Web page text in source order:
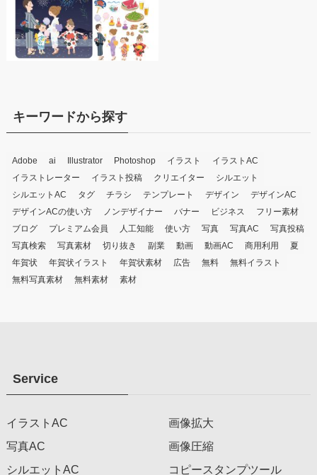
キーワードから探す
Adobe ai Illustrator Photoshop イラスト
イラストAC
イラストレーター
イラスト投稿 クリエイター
シルエット
シルエットAC
タグ チラシ テンプレート デザイン
デザインAC
デザインACの使い方
ノンデザイナー バナー ビジネス
フリー素材
ブログ
プレミアム会員 人工知能 使い方 写真 写真AC
写真投稿
写真検索
写真素材 切り抜き 副業 動画 動画AC 商用利用
夏
年賀状
年賀状イラスト 年賀状素材 広告 無料
無料イラスト
無料写真素材
無料素材 素材
Service
イラストAC
写真AC
シルエットAC
画像拡大
画像圧縮
コピースタンプツール